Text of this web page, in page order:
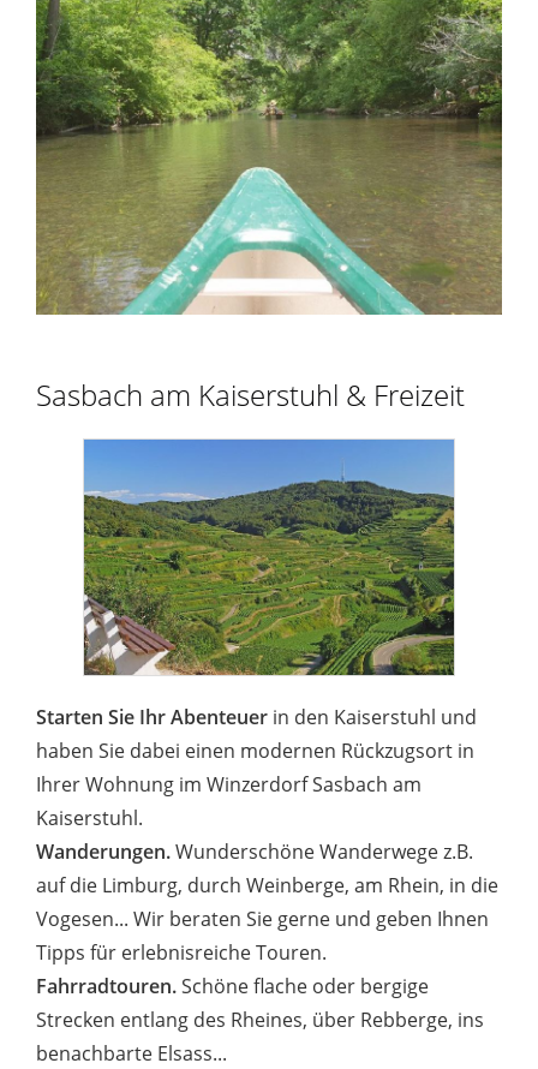
Sasbach am Kaiserstuhl & Freizeit
Starten Sie Ihr Abenteuer in den Kaiserstuhl und
haben Sie dabei einen modernen Rückzugsort in
Ihrer Wohnung im Winzerdorf Sasbach am
Kaiserstuhl.
Wanderungen.Wunderschöne Wanderwege z.B.
auf die Limburg, durch Weinberge, am Rhein, in die
Vogesen... Wir beraten Sie gerne und geben Ihnen
Tipps für erlebnisreiche Touren.
Fahrradtouren.Schöne flache oder bergige
Strecken entlang des Rheines, über Rebberge, ins
benachbarte Elsass...